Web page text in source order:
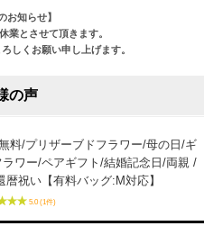
の声
料/プリザーブドフラワー/母の日/ギ
ワー/ペアギフト/結婚記念日/両親 /
祝い【有料バッグ:M対応】
5.0 (1件)